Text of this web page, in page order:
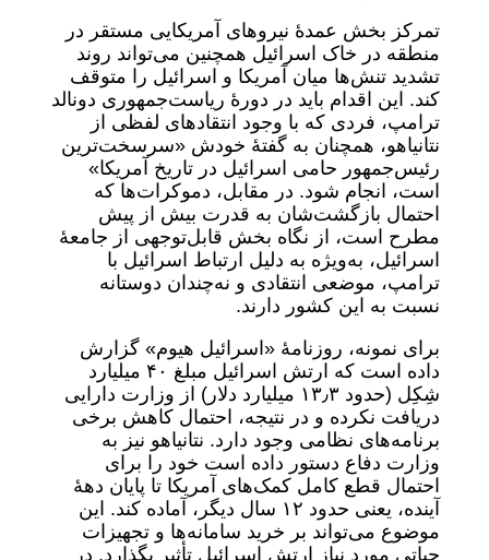
تمرکز بخش عمدۀ نیروهای آمریکایی مستقر در
منطقه در خاک اسرائیل همچنین می‌تواند روند
تشدید تنش‌ها میان آمریکا و اسرائیل را متوقف
کند. این اقدام باید در دورۀ ریاست‌جمهوری دونالد
ترامپ، فردی که با وجود انتقادهای لفظی از
نتانیاهو، همچنان به گفتۀ خودش «سرسخت‌ترین
رئیس‌جمهور حامی اسرائیل در تاریخ آمریکا»
است، انجام شود. در مقابل، دموکرات‌ها که
احتمال بازگشت‌شان به قدرت بیش از پیش
مطرح است، از نگاه بخش قابل‌توجهی از جامعۀ
اسرائیل، به‌ویژه به دلیل ارتباط اسرائیل با
ترامپ، موضعی انتقادی و نه‌چندان دوستانه
نسبت به این کشور دارند.
برای نمونه، روزنامۀ «اسرائیل هیوم» گزارش
داده است که ارتش اسرائیل مبلغ ۴۰ میلیارد
شِکِل (حدود ۱۳٫۳ میلیارد دلار) از وزارت دارایی
دریافت نکرده و در نتیجه، احتمال کاهش برخی
برنامه‌های نظامی وجود دارد. نتانیاهو نیز به
وزارت دفاع دستور داده است خود را برای
احتمال قطع کامل کمک‌های آمریکا تا پایان دهۀ
آینده، یعنی حدود ۱۲ سال دیگر، آماده کند. این
موضوع می‌تواند بر خرید سامانه‌ها و تجهیزات
حیاتی مورد نیاز ارتش اسرائیل تأثیر بگذارد. در